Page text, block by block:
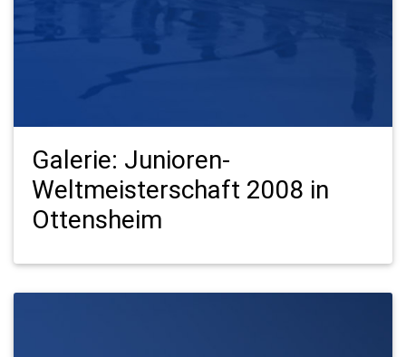
Galerie: Junioren-
Weltmeisterschaft 2008 in
Ottensheim